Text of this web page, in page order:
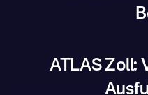
ATLAS Zoll: